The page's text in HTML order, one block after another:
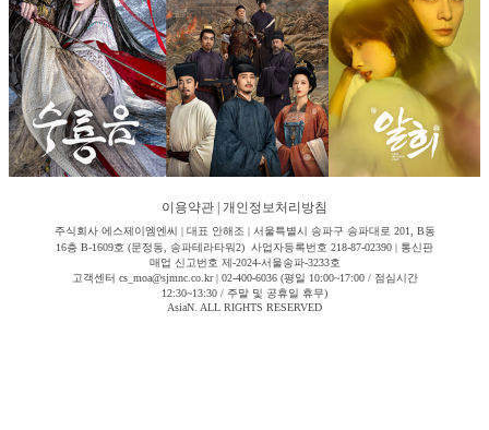
이용약관 개인정보처리방침
주식회사 에스제이엠엔씨 | 대표 안해조 | 서울특별시 송파구 송파대로 201, B동
16층 B-1609호 (문정동, 송파테라타워2) 사업자등록번호 218-87-02390 | 통신판
매업 신고번호 제-2024-서울송파-3233호
고객센터 cs_moa@sjmnc.co.kr | 02-400-6036 (평일 10:00~17:00 / 점심시간
12:30~13:30 / 주말 및 공휴일 휴무)
AsiaN. ALL RIGHTS RESERVED